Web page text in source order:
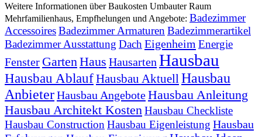
Weitere Informationen über Baukosten Umbauter Raum
Mehrfamilienhaus, Empfhelungen und Angebote: Badezimmer
AccessoiresBadezimmer Armaturen Badezimmerartikel
Badezimmer Ausstattung Dach Eigenheim Energie
Fenster Garten Haus Hausarten Hausbau
Hausbau AblaufHausbau AktuellHausbau
AnbieterHausbau AngeboteHausbau Anleitung
Hausbau Architekt Kosten Hausbau Checkliste
Hausbau Construction Hausbau Eigenleistung Hausbau